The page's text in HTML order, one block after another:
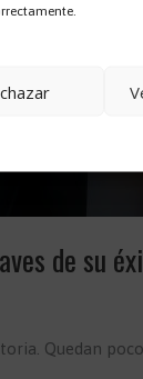
de su
Quedan